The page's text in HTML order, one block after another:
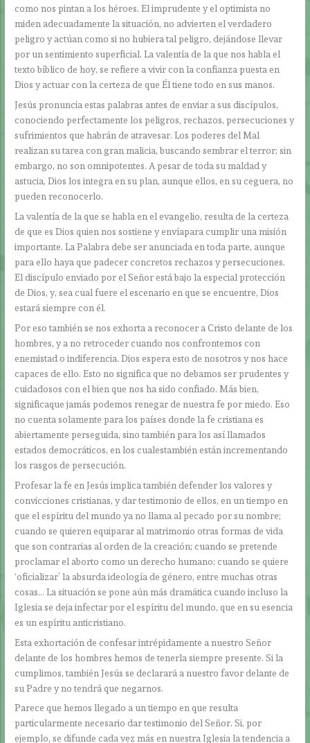
como nos pintan a los héroes. El imprudente y el optimista no
miden adecuadamente la situación, no advierten el verdadero
peligro y actúan como si no hubiera tal peligro, dejándose llevar
por un sentimiento superficial. La valentía de la que nos habla el
texto bíblico de hoy, se refiere a vivir con la confianza puesta en
Dios y actuar con la certeza de que Él tiene todo en sus manos.
Jesús pronuncia estas palabras antes de enviar a sus discípulos,
conociendo perfectamente los peligros, rechazos, persecuciones y
sufrimientos que habrán de atravesar. Los poderes del Mal
realizan su tarea con gran malicia, buscando sembrar el terror; sin
embargo, no son omnipotentes. A pesar de toda su maldad y
astucia, Dios los integra en su plan, aunque ellos, en su ceguera, no
pueden reconocerlo.
La valentía de la que se habla en el evangelio, resulta de la certeza
de que es Dios quien nos sostiene y envíapara cumplir una misión
importante. La Palabra debe ser anunciada en toda parte, aunque
para ello haya que padecer concretos rechazos y persecuciones.
El discípulo enviado por el Señor está bajo la especial protección
de Dios, y, sea cual fuere el escenario en que se encuentre, Dios
estará siempre con él.
Por eso también se nos exhorta a reconocer a Cristo delante de los
hombres, y a no retroceder cuando nos confrontemos con
enemistad o indiferencia. Dios espera esto de nosotros y nos hace
capaces de ello. Esto no significa que no debamos ser prudentes y
cuidadosos con el bien que nos ha sido confiado. Más bien,
significaque jamás podemos renegar de nuestra fe por miedo. Eso
no cuenta solamente para los países donde la fe cristiana es
abiertamente perseguida, sino también para los así llamados
estados democráticos, en los cualestambién están incrementando
los rasgos de persecución.
Profesar la fe en Jesús implica también defender los valores y
convicciones cristianas, y dar testimonio de ellos, en un tiempo en
que el espíritu del mundo ya no llama al pecado por su nombre;
cuando se quieren equiparar al matrimonio otras formas de vida
que son contrarias al orden de la creación; cuando se pretende
proclamar el aborto como un derecho humano; cuando se quiere
‘oficializar’ la absurda ideología de género, entre muchas otras
cosas… La situación se pone aún más dramática cuando incluso la
Iglesia se deja infectar por el espíritu del mundo, que en su esencia
es un espíritu anticristiano.
Esta exhortación de confesar intrépidamente a nuestro Señor
delante de los hombres hemos de tenerla siempre presente. Si la
cumplimos, también Jesús se declarará a nuestro favor delante de
su Padre y no tendrá que negarnos.
Parece que hemos llegado a un tiempo en que resulta
particularmente necesario dar testimonio del Señor. Si, por
ejemplo, se difunde cada vez más en nuestra Iglesia la tendencia a